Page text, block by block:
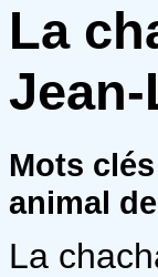
La
Mots
animal
La